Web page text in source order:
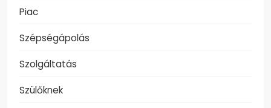
Piac
Szépségápolás
Szolgáltatás
Szülőknek